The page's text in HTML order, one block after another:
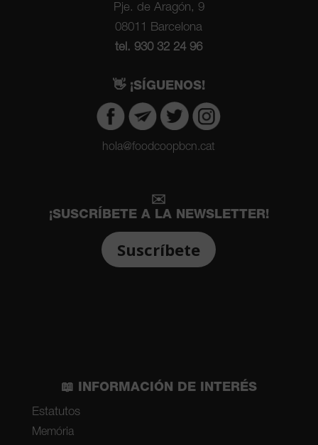
👋 ¡SÍGUENOS!
hola@foodcoopbcn.cat
Pje. de Aragón, 9
08011 Barcelona
tel. 930 32 24 96
✉️
¡SUSCRÍBETE A LA NEWSLETTER!
Suscríbete
📖 INFORMACIÓN DE INTERÉS
Estatutos
Memória